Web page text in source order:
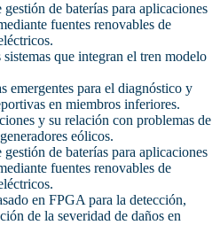
de baterías para aplicaciones
fuentes renovables de
que integran el tren modelo
emergentes para el diagnóstico y
en miembros inferiores.
y su relación con problemas de
eólicos.
de baterías para aplicaciones
fuentes renovables de
en FPGA para la detección,
de la severidad de daños en